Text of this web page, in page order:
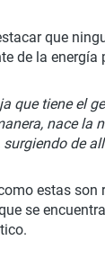
que
de la
que tiene el
nace la
de
estas son
se